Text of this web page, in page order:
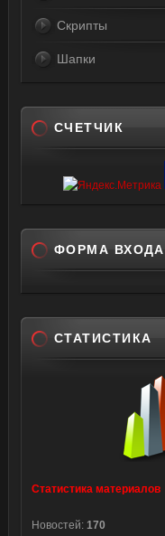
Скрипты
Шапки
СЧЕТЧИК
ФОРМА ВХОДА
СТАТИСТИКА
Статистика материалов
Новостей: 170